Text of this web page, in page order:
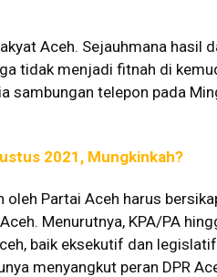
Aceh. Sejauhmana hasil
tidak menjadi fitnah di
sambungan telepon pada
2021, Mungkinkah?
oleh Partai Aceh harus
Menurutnya, KPA/PA
baik eksekutif dan
menyangkut peran DPR